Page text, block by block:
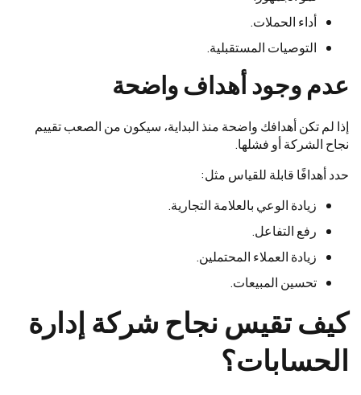
أداء الحملات.
التوصيات المستقبلية.
عدم وجود أهداف واضحة
إذا لم تكن أهدافك واضحة منذ البداية، سيكون من الصعب تقييم
نجاح الشركة أو فشلها.
حدد أهدافًا قابلة للقياس مثل:
زيادة الوعي بالعلامة التجارية.
رفع التفاعل.
زيادة العملاء المحتملين.
تحسين المبيعات.
كيف تقيس نجاح شركة إدارة
الحسابات؟